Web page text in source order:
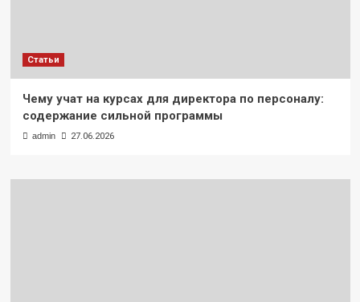
Статьи
Чему учат на курсах для директора по персоналу:
содержание сильной программы
admin 27.06.2026